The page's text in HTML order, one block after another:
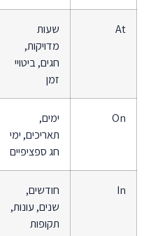
At
שעות
מדויקות,
חגים, ביטויי
זמן
On
ימים,
תאריכים, ימי
חג ספציפיים
In
חודשים,
שנים, עונות,
תקופות